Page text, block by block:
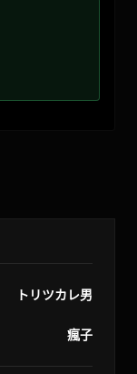
トリツカレ男
瘋子